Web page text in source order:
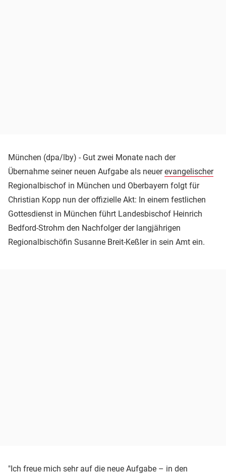
München (dpa/lby) - Gut zwei Monate nach der
Übernahme seiner neuen Aufgabe als neuerevangelischer
Regionalbischof in München und Oberbayern folgt für
Christian Kopp nun der offizielle Akt: In einem festlichen
Gottesdienst in München führt Landesbischof Heinrich
Bedford-Strohm den Nachfolger der langjährigen
Regionalbischöfin Susanne Breit-Keßler in sein Amt ein.
"Ich freue mich sehr auf die neue Aufgabe – in den